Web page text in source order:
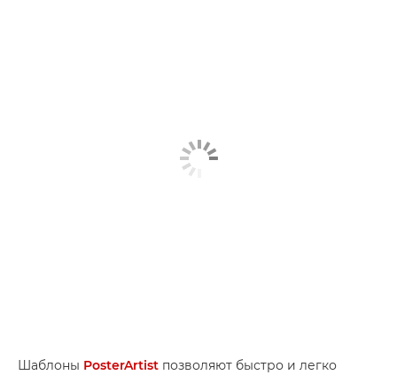
Шаблоны PosterArtist позволяют быстро и легко